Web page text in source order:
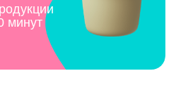
минут